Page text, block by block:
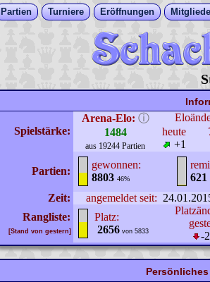
Partien Turniere Eröffnungen
Spielstärke:
Arena-Elo: ⓘ
1484
aus 19244 Partien
heute
+1
Partien:
gewonnen:
8803 46%
621
Zeit:
angemeldet seit:
Rangliste:
[Stand von gestern]
Platz:
2656 von 5833
-